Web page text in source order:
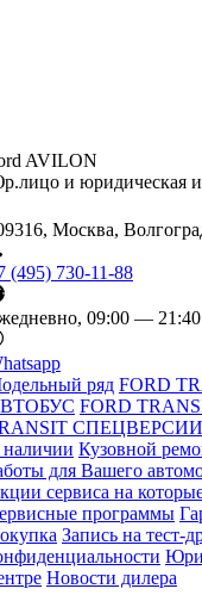
AVILON
и юридическая
Москва,
(495) 730-11-88
09:00 — 21:40
ряд FORD
FORD
СПЕЦВЕРСИИ
Кузовной
для Вашего
сервиса на
программы
Запись на тест-
Новости дилера